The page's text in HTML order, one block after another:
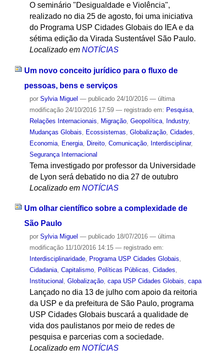
O seminário "Desigualdade e Violência",
realizado no dia 25 de agosto, foi uma iniciativa
do Programa USP Cidades Globais do IEA e da
sétima edição da Virada Sustentável São Paulo.
Localizado em NOTÍCIAS
Um novo conceito jurídico para o fluxo de
pessoas, bens e serviços
por Sylvia Miguel — publicado24/10/2016 — última
modificação24/10/2016 17:59 — registrado em: Pesquisa,
Relações Internacionais
Migração, Geopolítica, Industry,
Mudanças Globais
Ecossistemas Globalização, Cidades
Economia, Energia, Direito, Comunicação, Interdisciplinar,
Segurança Internacional
Tema investigado por professor da Universidade
de Lyon será debatido no dia 27 de outubro
Localizado em NOTÍCIAS
Um olhar científico sobre a complexidade de
São Paulo
por Sylvia Miguel — publicado18/07/2016 — última
modificação11/10/2016 14:15 — registrado em:
Interdisciplinaridade, Programa USP Cidades Globais,
Cidadania, Capitalismo, Políticas Públicas, Cidades,
Institucional , Globalização, capa USP Cidades Globais, capa
Lançado no dia 13 de julho com apoio da reitoria
da USP e da prefeitura de São Paulo, programa
USP Cidades Globais buscará a qualidade de
vida dos paulistanos por meio de redes de
pesquisa e parcerias com a sociedade.
Localizado em NOTÍCIAS